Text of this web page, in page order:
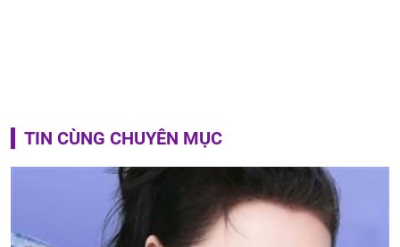
TIN CÙNG CHUYÊN MỤC